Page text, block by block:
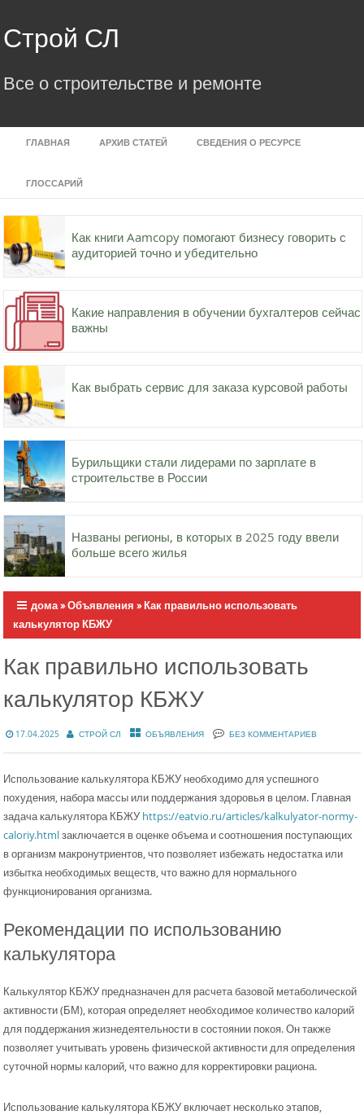
to
content
Строй СЛ
Все о строительстве и ремонте
ГЛАВНАЯ АРХИВ СТАТЕЙ СВЕДЕНИЯ О РЕСУРСЕ
ГЛОССАРИЙ
Как книги Aamcopy помогают бизнесу говорить с
аудиторией точно и убедительно
Какие направления в обучении бухгалтеров сейчас
важны
Как выбрать сервис для заказа курсовой работы
Бурильщики стали лидерами по зарплате в
строительстве в России
Названы регионы, в которых в 2025 году ввели
больше всего жилья
дома»Объявления »Как правильно использовать
калькулятор КБЖУ
Как правильно использовать
калькулятор КБЖУ
17.04.2025 СТРОЙ СЛ ОБЪЯВЛЕНИЯ БЕЗ КОММЕНТАРИЕВ
Использование калькулятора КБЖУ необходимо для успешного
похудения, набора массы или поддержания здоровья в целом. Главная
задача калькулятора КБЖУ https://eatvio.ru/articles/kalkulyator-normy-
caloriy.htmlзаключается в оценке объема и соотношения поступающих
в организм макронутриентов, что позволяет избежать недостатка или
избытка необходимых веществ, что важно для нормального
функционирования организма.
Рекомендации по использованию
калькулятора
Калькулятор КБЖУ предназначен для расчета базовой метаболической
активности (БМ), которая определяет необходимое количество калорий
для поддержания жизнедеятельности в состоянии покоя. Он также
позволяет учитывать уровень физической активности для определения
суточной нормы калорий, что важно для корректировки рациона.
Использование калькулятора КБЖУ включает несколько этапов,